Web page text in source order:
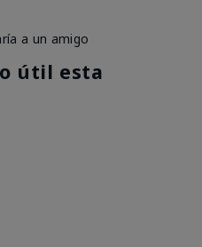
a un amigo
útil esta